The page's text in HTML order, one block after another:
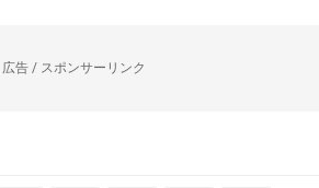
広告 / スポンサーリンク